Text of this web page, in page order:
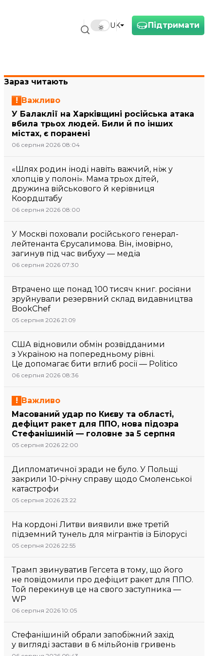
Підтримати
UK
Зараз читають
Важливо
У Балаклії на Харківщині російська атака
вбила трьох людей. Били й по інших
містах, є поранені
06 серпня 2026 08:04
«Шлях родин іноді навіть важчий, ніж у
хлопців у полоні». Мама трьох дітей,
дружина військового й керівниця
Коордштабу
06 серпня 2026 08:00
У Москві поховали російського генерал-
лейтенанта Єрусалимова. Він, імовірно,
загинув під час вибуху — медіа
06 серпня 2026 07:30
Втрачено ще понад 100 тисяч книг. росіяни
зруйнували резервний склад видавництва
BookChef
05 серпня 2026 21:09
США відновили обмін розвідданими
з Україною на попередньому рівні.
Це допомагає бити вглиб росії — Politico
06 серпня 2026 08:36
Важливо
Масований удар по Києву та області,
дефіцит ракет для ППО, нова підозра
Стефанішиній — головне за 5 серпня
05 серпня 2026 22:00
Дипломатичної зради не було. У Польщі
закрили 10-річну справу щодо Смоленської
катастрофи
05 серпня 2026 23:22
На кордоні Литви виявили вже третій
підземний тунель для мігрантів із Білорусі
05 серпня 2026 22:55
Трамп звинуватив Гегсета в тому, що його
не повідомили про дефіцит ракет для ППО.
Той перекинув це на свого заступника —
WP
06 серпня 2026 10:05
Стефанішиній обрали запобіжний захід
у вигляді застави в 6 мільйонів гривень